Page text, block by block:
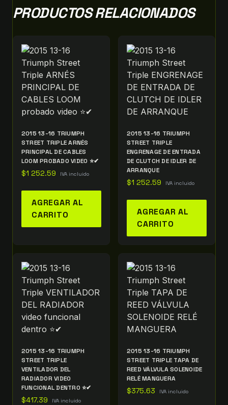
PRODUCTOS RELACIONADOS
2015 13-16 TRIUMPH
STREET TRIPLE ARNÉS
PRINCIPAL DE CABLES
LOOM PROBADO VIDEO ⭐✔
$1 252.59 IVA incluido
AGREGAR AL
CARRITO
2015 13-16 TRIUMPH
STREET TRIPLE
ENGRENAGE DE ENTRADA
DE CLUTCH DE IDLER DE
ARRANQUE
$1 252.59 IVA incluido
AGREGAR AL
CARRITO
2015 13-16 TRIUMPH
STREET TRIPLE
VENTILADOR DEL
RADIADOR VIDEO
FUNCIONAL DENTRO ⭐✔
$417.39 IVA incluido
2015 13-16 TRIUMPH
STREET TRIPLE TAPA DE
REED VÁLVULA SOLENOIDE
RELÉ MANGUERA
$375.63 IVA incluido